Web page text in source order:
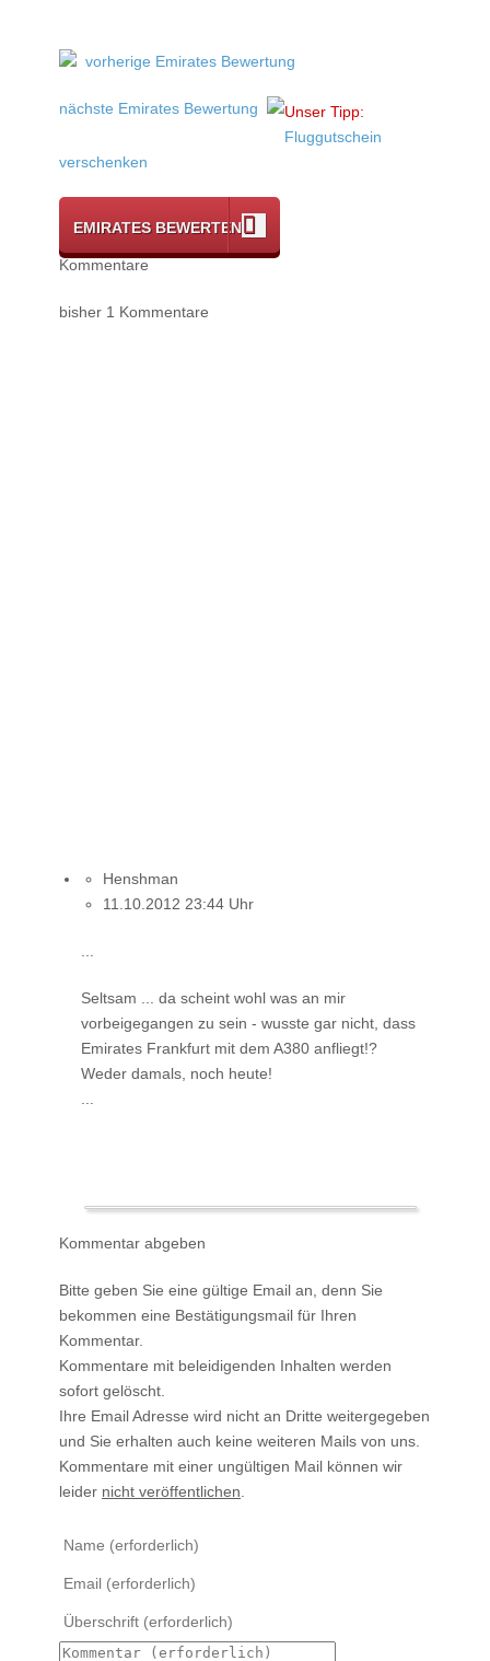
vorherige Emirates Bewertung
nächste Emirates Bewertung
Unser Tipp:
Fluggutschein
verschenken
EMIRATES BEWERTEN
Kommentare
bisher 1 Kommentare
Henshman
11.10.2012 23:44 Uhr
Seltsam ... da scheint wohl was an mir
vorbeigegangen zu sein - wusste gar nicht, dass
Emirates Frankfurt mit dem A380 anfliegt!?
Weder damals, noch heute!
Kommentar abgeben
Bitte geben Sie eine gültige Email an, denn Sie
bekommen eine Bestätigungsmail für Ihren
Kommentar.
Kommentare mit beleidigenden Inhalten werden
sofort gelöscht.
Ihre Email Adresse wird nicht an Dritte weitergegeben
und Sie erhalten auch keine weiteren Mails von uns.
Kommentare mit einer ungültigen Mail können wir
leider nicht veröffentlichen